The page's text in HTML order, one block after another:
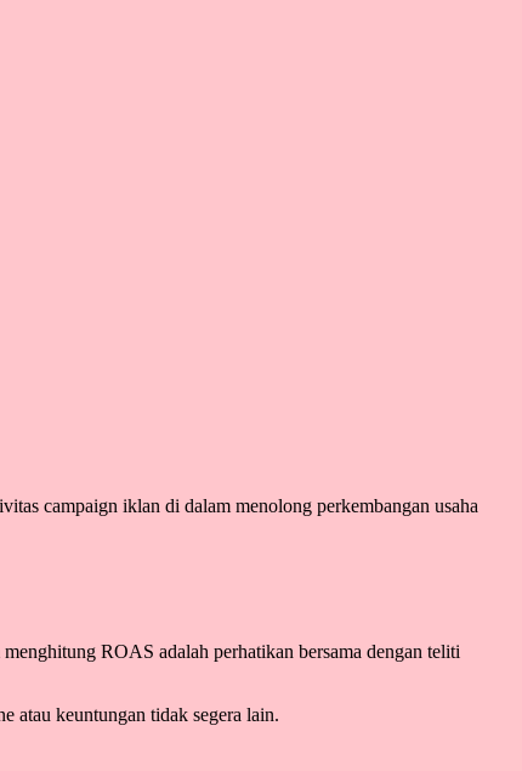
campaign iklan di dalam menolong perkembangan usaha
ROAS adalah perhatikan bersama dengan teliti
atau keuntungan tidak segera lain.